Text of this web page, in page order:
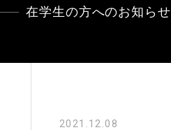
在学生の方へのお知らせ
2021.12.08